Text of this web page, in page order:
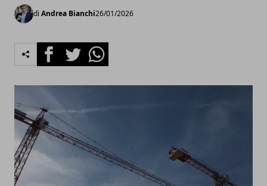
di Andrea Bianchi26/01/2026
FacebookTwitterWhatsapp